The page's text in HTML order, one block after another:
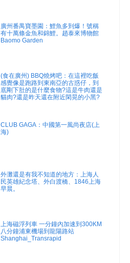
廣州番禺寶墨園：鯉魚多到爆！號稱
有十萬條金魚和錦鯉。趙泰來博物館
Baomo Garden
(食在廣州) BBQ燒烤吧：在這裡吃飯
感覺像是跑路到東南亞的古惑仔，到
底剛下肚的是什麼食物?這是牛肉還是
貓肉?還是昨天還在附近閑晃的小黑?
CLUB GAGA：中國第一風尚夜店(上
海)
外灘還是有我不知道的地方：上海人
民英雄紀念塔、外白渡橋、1846上海
早晨。
上海磁浮列車 一分鐘內加速到300KM
八分鐘浦東機場到龍陽路站
Shanghai_Transrapid